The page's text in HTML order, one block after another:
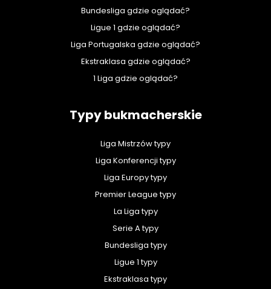
Bundesliga gdzie oglądać?
Ligue 1 gdzie oglądać?
Liga Portugalska gdzie oglądać?
Ekstraklasa gdzie oglądać?
1 Liga gdzie oglądać?
Typy bukmacherskie
Liga Mistrzów typy
Liga Konferencji typy
Liga Europy typy
Premier League typy
La Liga typy
Serie A typy
Bundesliga typy
Ligue 1 typy
Ekstraklasa typy